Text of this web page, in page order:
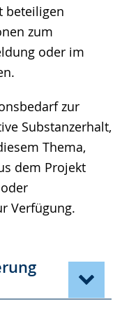
beteiligen
zum
oder im
zur
Substanzerhalt,
Thema,
dem Projekt
Verfügung.